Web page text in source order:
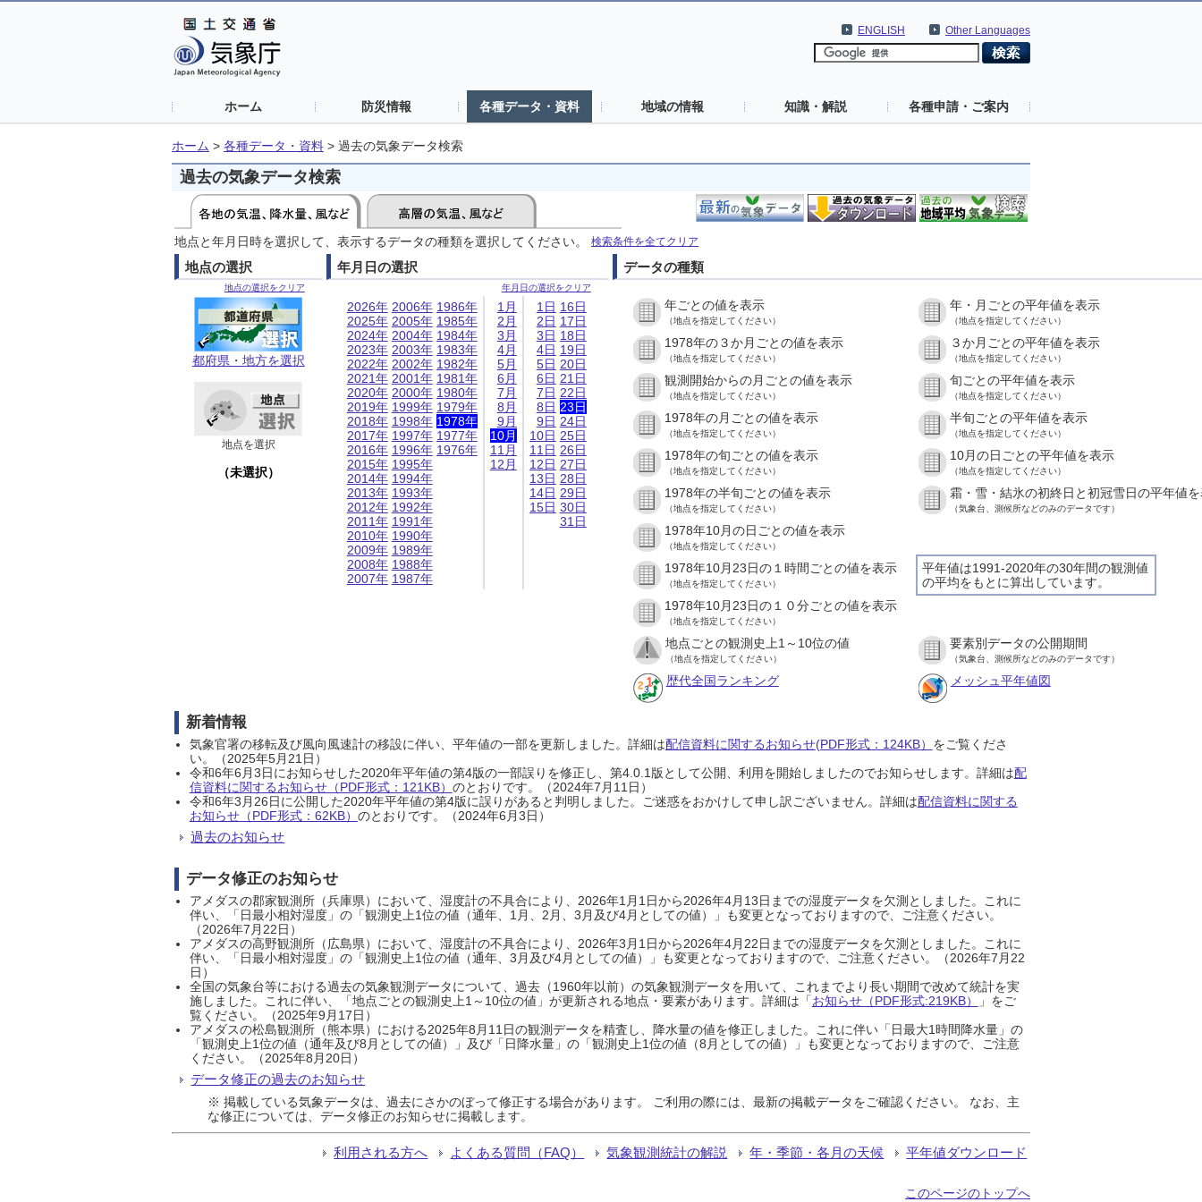
Other Languages
ENGLISH
ホーム 防災情報 各種データ・資料 地域の情報 知識・解説 各種申請・ご案内
ホーム > 各種データ・資料 > 過去の気象データ検索
過去の気象データ検索
地点と年月日時を選択して、表示するデータの種類を選択してください。 検索条件を全てクリア
地点の選択
地点の選択をクリア
都府県・地方を選択
地点を選択
（未選択）
年月日の選択
年月日の選択をクリア
2026年
2025年
2024年
2023年
2022年
2021年
2020年
2019年
2018年
2017年
2016年
2015年
2014年
2013年
2012年
2011年
2010年
2009年
2008年
2007年
2006年
2005年
2004年
2003年
2002年
2001年
2000年
1999年
1998年
1997年
1996年
1995年
1994年
1993年
1992年
1991年
1990年
1989年
1988年
1987年
1986年
1985年
1984年
1983年
1982年
1981年
1980年
1979年
1978年
1977年
1976年
1月
2月
3月
4月
5月
6月
7月
8月
9月
10月
11月
12月
1日
2日
3日
4日
5日
6日
7日
8日
9日
10日
11日
12日
13日
14日
15日
16日
17日
18日
19日
20日
21日
22日
23日
24日
25日
26日
27日
28日
29日
30日
31日
データの種類
年ごとの値を表示
（地点を指定してください）
年・月ごとの平年値を表示
（地点を指定してください）
1978年の３か月ごとの値を表示
（地点を指定してください）
３か月ごとの平年値を表示
（地点を指定してください）
観測開始からの月ごとの値を表示
（地点を指定してください）
旬ごとの平年値を表示
（地点を指定してください）
1978年の月ごとの値を表示
（地点を指定してください）
半旬ごとの平年値を表示
（地点を指定してください）
1978年の旬ごとの値を表示
（地点を指定してください）
10月の日ごとの平年値を表示
（地点を指定してください）
1978年の半旬ごとの値を表示
（地点を指定してください）
霜・雪・結氷の初終日と初冠雪日の平年値
（気象台、測候所などのみのデータです）
1978年10月の日ごとの値を表示
（地点を指定してください）
平年値は1991-2020年の30年間の観測値
の平均をもとに算出しています。
1978年10月23日の１時間ごとの値を表示
（地点を指定してください）
1978年10月23日の１０分ごとの値を表示
（地点を指定してください）
地点ごとの観測史上1～10位の値
（地点を指定してください）
要素別データの公開期間
（気象台、測候所などのみのデータです）
歴代全国ランキング メッシュ平年値図
新着情報
気象官署の移転及び風向風速計の移設に伴い、平年値の一部を更新しました。詳細は配信資料に関するお知らせ(PDF形式：124KB） をご覧くださ
い。（2025年5月21日）
令和6年6月3日にお知らせした2020年平年値の第4版の一部誤りを修正し、第4.0.1版として公開、利用を開始しましたのでお知らせします。詳細は配
信資料に関するお知らせ（PDF形式：121KB） のとおりです。（2024年7月11日）
令和6年3月26日に公開した2020年平年値の第4版に誤りがあると判明しました。ご迷惑をおかけして申し訳ございません。詳細は配信資料に関する
お知らせ（PDF形式：62KB） のとおりです。（2024年6月3日）
過去のお知らせ
データ修正のお知らせ
アメダスの郡家観測所（兵庫県）において、湿度計の不具合により、2026年1月1日から2026年4月13日までの湿度データを欠測としました。これに
伴い、「日最小相対湿度」の「観測史上1位の値（通年、1月、2月、3月及び4月としての値）」も変更となっておりますので、ご注意ください。
（2026年7月22日）
アメダスの高野観測所（広島県）において、湿度計の不具合により、2026年3月1日から2026年4月22日までの湿度データを欠測としました。これに
伴い、「日最小相対湿度」の「観測史上1位の値（通年、3月及び4月としての値）」も変更となっておりますので、ご注意ください。（2026年7月22
日）
全国の気象台等における過去の気象観測データについて、過去（1960年以前）の気象観測データを用いて、これまでより長い期間で改めて統計を実
施しました。これに伴い、「地点ごとの観測史上1～10位の値」が更新される地点・要素があります。詳細は「お知らせ（PDF形式:219KB）
」をご
覧ください。（2025年9月17日）
アメダスの松島観測所（熊本県）における2025年8月11日の観測データを精査し、降水量の値を修正しました。これに伴い「日最大1時間降水量」の
「観測史上1位の値（通年及び8月としての値）」及び「日降水量」の「観測史上1位の値（8月としての値）」も変更となっておりますので、ご注意
ください。（2025年8月20日）
データ修正の過去のお知らせ
※ 掲載している気象データは、過去にさかのぼって修正する場合があります。 ご利用の際には、最新の掲載データをご確認ください。 なお、主
な修正については、データ修正のお知らせに掲載します。
利用される方へ よくある質問（FAQ） 気象観測統計の解説 年・季節・各月の天候 平年値ダウンロード
このページのトップへ